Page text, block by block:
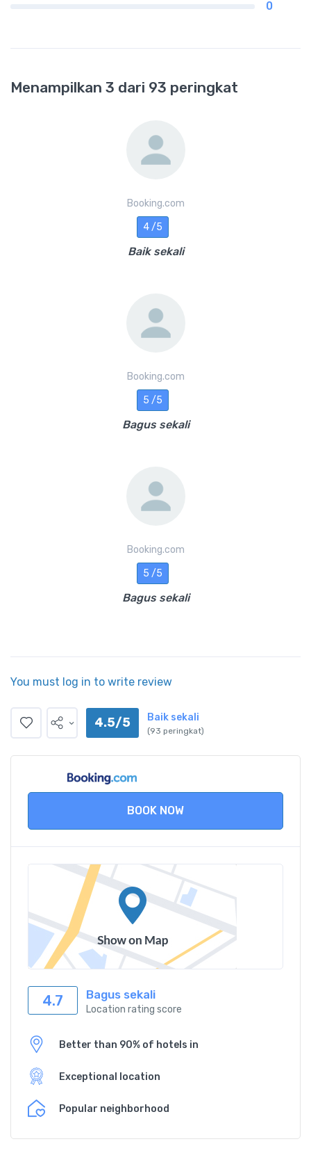
0
Menampilkan 3 dari 93 peringkat
Booking.com
4 /5
Baik sekali
Booking.com
5 /5
Bagus sekali
Booking.com
5 /5
Bagus sekali
You must log in to write review
4.5/5 Baik sekali
(93 peringkat)
BOOK NOW
4.7 Bagus sekali
Location rating score
Better than 90% of hotels in
Exceptional location
Popular neighborhood